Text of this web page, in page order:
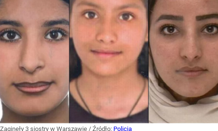
Zaginęły 3 siostry w Warszawie / Źródło: Policja